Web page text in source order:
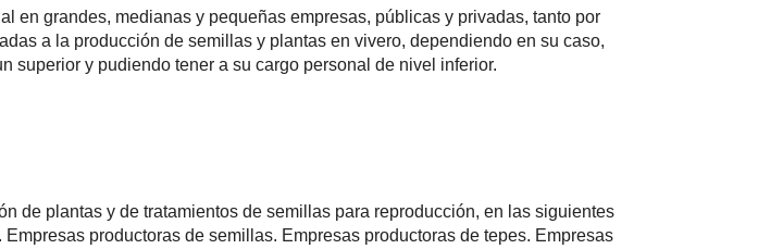
en grandes, medianas y pequeñas empresas, públicas y privadas, tanto por
a la producción de semillas y plantas en vivero, dependiendo en su caso,
superior y pudiendo tener a su cargo personal de nivel inferior.
de plantas y de tratamientos de semillas para reproducción, en las siguientes
productoras de semillas. Empresas productoras de tepes. Empresas